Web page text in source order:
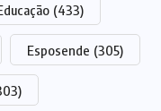
(433)
Esposende (305)